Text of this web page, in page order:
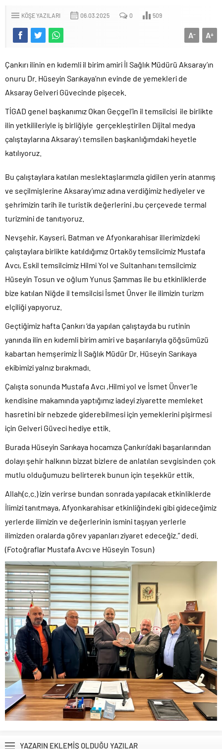
KÖŞE YAZILARI 06.03.2025 0 509
A+
A-
Çankırı ilinin en kıdemli il birim amiri İl Sağlık Müdürü Aksaray’ın
onuru Dr. Hüseyin Sarıkaya’nın evinde de yemekleri de
Aksaray Gelveri Güvecinde pişecek.
TİGAD genel başkanımız Okan Geçgel’in il temsilcisi ile birlikte
ilin yetkilileriyle iş birliğiyle gerçekleştirilen Dijital medya
çalıştaylarına Aksaray’ı temsilen başkanlığımdaki heyetle
katılıyoruz.
Bu çalıştaylara katılan meslektaşlarımızla gidilen yerin atanmış
ve seçilmişlerine Aksaray’ımız adına verdiğimiz hediyeler ve
şehrimizin tarih ile turistik değerlerini ,bu çerçevede termal
turizmini de tanıtıyoruz.
Nevşehir, Kayseri, Batman ve Afyonkarahisar illerimizdeki
çalıştaylara birlikte katıldığımız Ortaköy temsilcimiz Mustafa
Avcı, Eskil temsilcimiz Hilmi Yol ve Sultanhanı temsilcimiz
Hüseyin Tosun ve oğlum Yunus Şammas ile bu etkinliklerde
bize katılan Niğde il temsilcisi İsmet Ünver ile ilimizin turizm
elçiliği yapıyoruz.
Geçtiğimiz hafta Çankırı ‘da yapılan çalıştayda bu rutinin
yanında ilin en kıdemli birim amiri ve başarılarıyla göğsümüzü
kabartan hemşerimiz İl Sağlık Müdür Dr. Hüseyin Sarıkaya
ekibimizi yalnız bırakmadı.
Çalışta sonunda Mustafa Avcı ,Hilmi yol ve İsmet Ünver’le
kendisine makamında yaptığımız iadeyi ziyarette memleket
hasretini bir nebzede giderebilmesi için yemeklerini pişirmesi
için Gelveri Güveci hediye ettik.
Burada Hüseyin Sarıkaya hocamıza Çankırı’daki başarılarından
dolayı şehir halkının bizzat bizlere de anlatılan sevgisinden çok
mutlu olduğumuzu belirterek bunun için teşekkür ettik.
Allah(c.c.) izin verirse bundan sonrada yapılacak etkinliklerde
İlimizi tanıtmaya, Afyonkarahisar etkinliğindeki gibi gideceğimiz
yerlerde ilimizin ve değerlerinin ismini taşıyan yerlerle
ilimizden oralarda görev yapanları ziyaret edeceğiz.” dedi.
(Fotoğraflar Mustafa Avcı ve Hüseyin Tosun)
YAZARIN EKLEMİŞ OLDUĞU YAZILAR